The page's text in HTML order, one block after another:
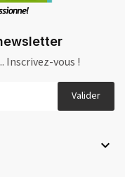
Inscrivez-vous !
Valider
